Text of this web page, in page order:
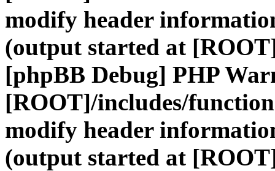
modify header
(output started at
[phpBB Debug] PHP
[ROOT]/includes/
modify header
(output started at